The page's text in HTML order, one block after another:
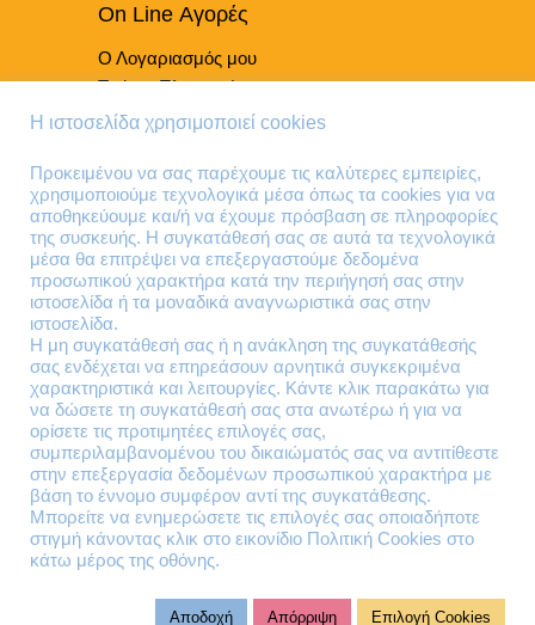
On Line Αγορές
Ο Λογαριασμός μου
Τρόποι Πληρωμής
Τρόποι Παράδοσης
Τηλέφωνα Επικοινωνίας
210 41 13 636
210 41 13 280
Διεύθυνση
Θηβών 220
Άγιος Ιωάννης
Ρέντης
Τ.Κ. 182 33
Email
contact@lazarakis.gr
Η ιστοσελίδα χρησιμοποιεί cookies
Προκειμένου να σας παρέχουμε τις καλύτερες εμπειρίες,
χρησιμοποιούμε τεχνολογικά μέσα όπως τα cookies για να
αποθηκεύουμε και/ή να έχουμε πρόσβαση σε πληροφορίες
της συσκευής. Η συγκατάθεσή σας σε αυτά τα τεχνολογικά
μέσα θα επιτρέψει να επεξεργαστούμε δεδομένα
προσωπικού χαρακτήρα κατά την περιήγησή σας στην
ιστοσελίδα ή τα μοναδικά αναγνωριστικά σας στην
ιστοσελίδα.
Η μη συγκατάθεσή σας ή η ανάκληση της συγκατάθεσής
σας ενδέχεται να επηρεάσουν αρνητικά συγκεκριμένα
χαρακτηριστικά και λειτουργίες. Κάντε κλικ παρακάτω για
να δώσετε τη συγκατάθεσή σας στα ανωτέρω ή για να
ορίσετε τις προτιμητέες επιλογές σας,
συμπεριλαμβανομένου του δικαιώματός σας να αντιτίθεστε
στην επεξεργασία δεδομένων προσωπικού χαρακτήρα με
βάση το έννομο συμφέρον αντί της συγκατάθεσης.
Μπορείτε να ενημερώσετε τις επιλογές σας οποιαδήποτε
στιγμή κάνοντας κλικ στο εικονίδιο Πολιτική Cookies στο
κάτω μέρος της οθόνης.
Αποδοχή Απόρριψη Επιλογή Cookies